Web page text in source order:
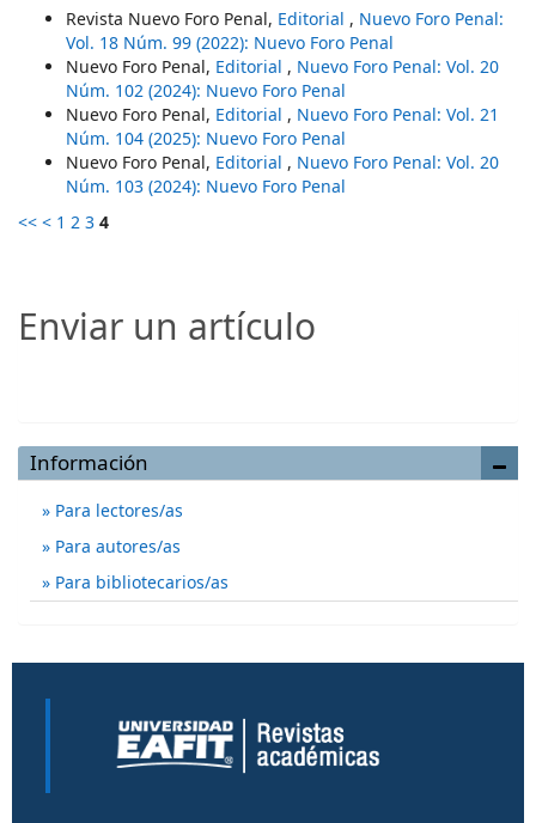
Revista Nuevo Foro Penal, Editorial , Nuevo Foro Penal:
Vol. 18 Núm. 99 (2022): Nuevo Foro Penal
Nuevo Foro Penal, Editorial , Nuevo Foro Penal: Vol. 20
Núm. 102 (2024): Nuevo Foro Penal
Nuevo Foro Penal, Editorial , Nuevo Foro Penal: Vol. 21
Núm. 104 (2025): Nuevo Foro Penal
Nuevo Foro Penal, Editorial , Nuevo Foro Penal: Vol. 20
Núm. 103 (2024): Nuevo Foro Penal
<< < 1 2 3 4
Enviar un artículo
Información
Para lectores/as
Para autores/as
Para bibliotecarios/as